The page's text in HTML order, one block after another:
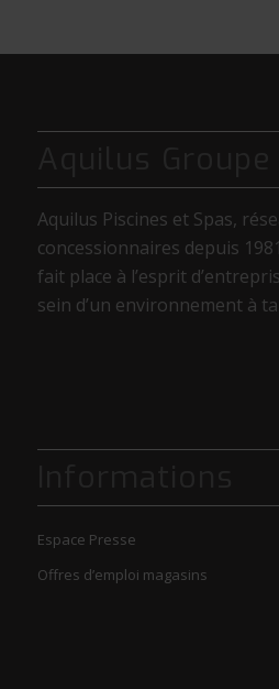
Aquilus Piscines et Spas,
concessionnaires depuis
fait place à l’esprit
sein d’un environnement à
Espace Presse
Offres d’emploi magasins